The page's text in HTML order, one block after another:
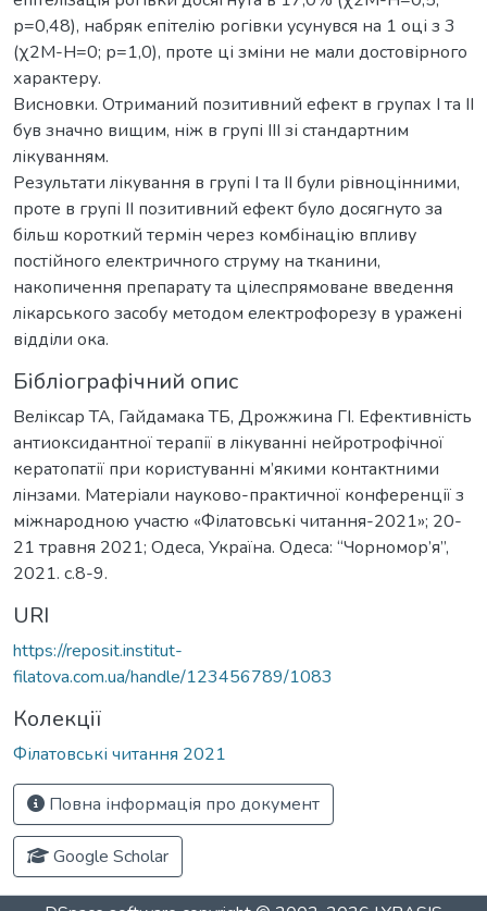
р=0,48), набряк епітелію рогівки усунувся на 1 оці з 3
(χ2М-Н=0; р=1,0), проте ці зміни не мали достовірного
характеру.
Висновки. Отриманий позитивний ефект в групах I та II
був значно вищим, ніж в групі III зі стандартним
лікуванням.
Результати лікування в групі I та II були рівноцінними,
проте в групі II позитивний ефект було досягнуто за
більш короткий термін через комбінацію впливу
постійного електричного струму на тканини,
накопичення препарату та цілеспрямоване введення
лікарського засобу методом електрофорезу в уражені
відділи ока.
Бібліографічний опис
Веліксар ТА, Гайдамака ТБ, Дрожжина ГІ. Ефективність
антиоксидантної терапії в лікуванні нейротрофічної
кератопатії при користуванні м’якими контактними
лінзами. Матеріали науково-практичної конференції з
міжнародною участю «Філатовські читання-2021»; 20-
21 травня 2021; Одеса, Україна. Одеса: “Чорномор’я”,
2021. c.8-9.
URI
https://reposit.institut-
filatova.com.ua/handle/123456789/1083
Колекції
Філатовські читання 2021
Повна інформація про документ
Google Scholar